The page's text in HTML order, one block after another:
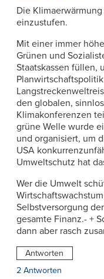
Die
einzustufen.
Mit einer immer
Grünen und
Staatskassen füllen,
den globalen,
Klimakonferenzen
grüne Welle wurde
und organisiert, um
USA
Umweltschutz hat
Wer die Umwelt
Selbstversorgung
gesamte Finanz.- +
dann aber rasch
Antworten
2 Antworten